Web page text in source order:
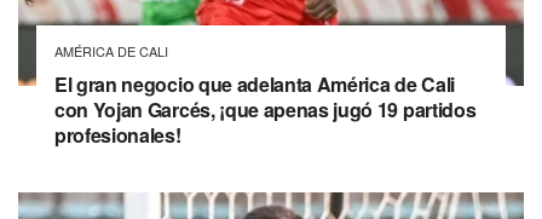
AMÉRICA DE CALI
El gran negocio que adelanta América de Cali
con Yojan Garcés, ¡que apenas jugó 19 partidos
profesionales!